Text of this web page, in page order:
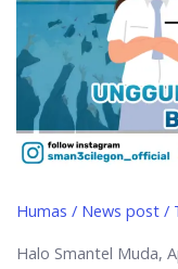
Humas / News post/
Halo Smantel Muda,